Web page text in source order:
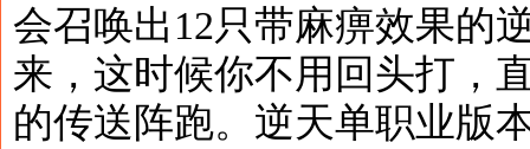
会召唤出12只带麻痹效果的
来，这时候你不用回头打，
的传送阵跑。逆天单职业版